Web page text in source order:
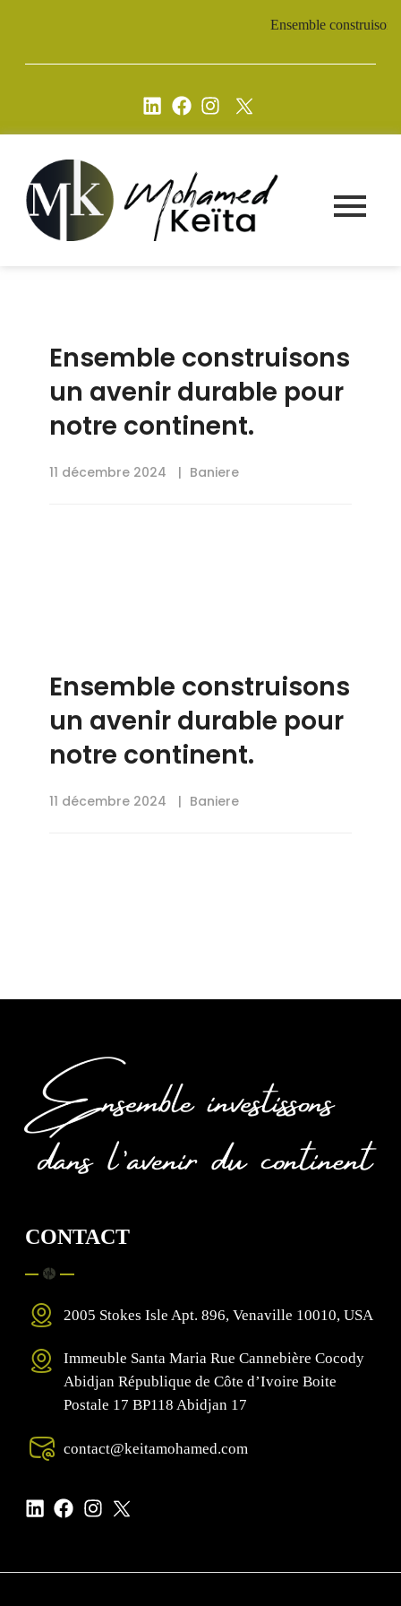
Ensemble
Ensemble construisons
un avenir durable pour
notre continent.
11 décembre 2024 Baniere
Ensemble construisons
un avenir durable pour
notre continent.
11 décembre 2024 Baniere
CONTACT
2005 Stokes Isle Apt. 896, Venaville 10010, USA
Immeuble Santa Maria Rue Cannebière Cocody
Abidjan République de Côte d’Ivoire Boite
Postale 17 BP118 Abidjan 17
contact@keitamohamed.com